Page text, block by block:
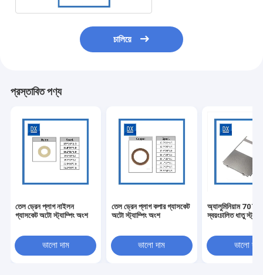
চালিয়ে
প্রস্তাবিত পণ্য
তেল ড্রেন প্লাগ নাইলন
গ্যাসকেট অটো স্ট্যাম্পিং অংশ
ভালো দাম
তেল ড্রেন প্লাগ কপার গ্যাসকেট
অটো স্ট্যাম্পিং অংশ
ভালো দাম
অ্যালুমিনিয়াম 7075
স্বয়ংচালিত ধাতু
ভালো দাম